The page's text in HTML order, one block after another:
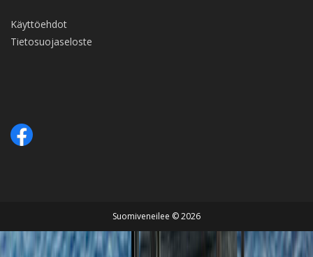
Käyttöehdot
Tietosuojaseloste
Suomiveneilee © 2026